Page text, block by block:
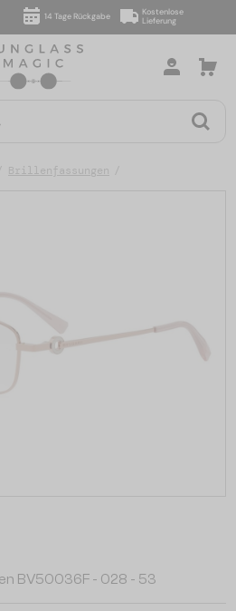
14 Tage Rückgabe
Kostenlose
Lieferung
Brillenfassungen
BV50036F - 028 - 53